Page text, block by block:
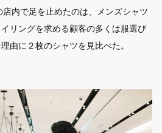
店内で足を止めたのは、メンズシャツ
リングを求める顧客の多くは服選び
由に２枚のシャツを見比べた。